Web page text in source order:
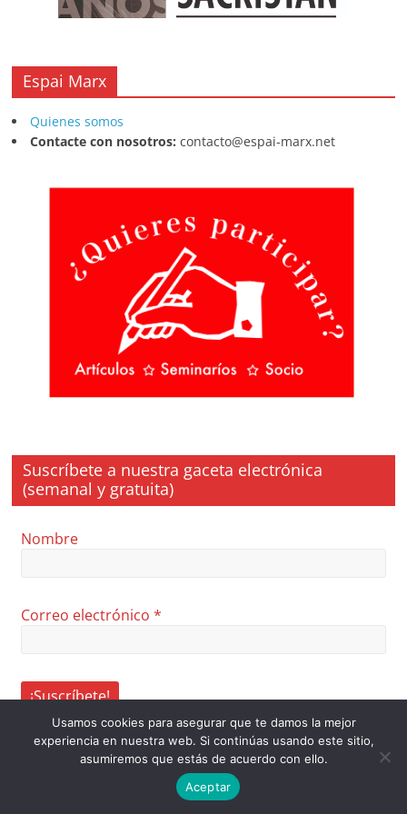
Espai Marx
Quienes somos
Contacte con nosotros: contacto@espai-marx.net
Suscríbete a nuestra gaceta electrónica
(semanal y gratuita)
Nombre
Correo electrónico*
Usamos cookies para asegurar que te damos la mejor
experiencia en nuestra web. Si continúas usando este sitio,
asumiremos que estás de acuerdo con ello.
Aceptar